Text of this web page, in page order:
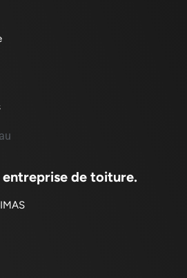
entreprise de toiture.